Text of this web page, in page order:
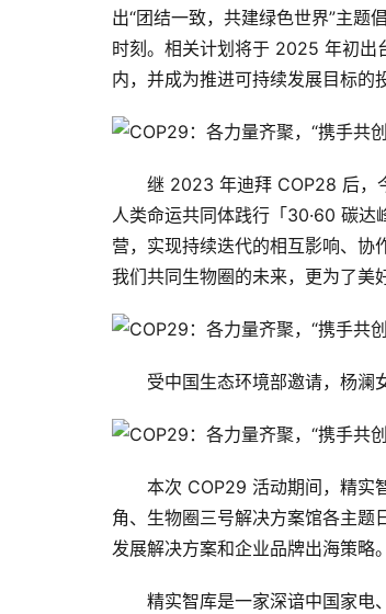
出“团结一致，共建绿色世界”主题
时刻。相关计划将于 2025 年初出
内，并成为推进可持续发展目标的
继 2023 年迪拜 COP28 后，
⼈类命运共同体践⾏「30·60 碳
营，实现持续迭代的相互影响、协
我们共同⽣物圈的未来，更为了美
受中国生态环境部邀请，杨澜
本次 COP29 活动期间，精实
角、生物圈三号解决方案馆各主题
发展解决方案和企业品牌出海策略。
精实智库是一家深谙中国家电